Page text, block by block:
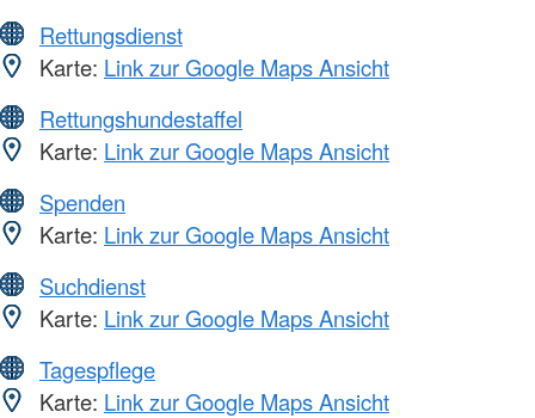
Rettungsdienst
Karte: Link zur Google Maps Ansicht
Rettungshundestaffel
Karte: Link zur Google Maps Ansicht
Spenden
Karte: Link zur Google Maps Ansicht
Suchdienst
Karte: Link zur Google Maps Ansicht
Tagespflege
Karte: Link zur Google Maps Ansicht